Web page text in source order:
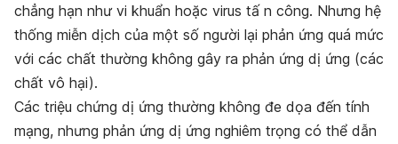
chẳng hạn như vi khuẩn hoặc virus tấ n công. Nhưng hệ
thống miễn dịch của một số người lại phản ứng quá mức
với các chất thường không gây ra phản ứng dị ứng (các
chất vô hại).
Các triệu chứng dị ứng thường không đe dọa đến tính
mạng, nhưng phản ứng dị ứng nghiêm trọng có thể dẫn